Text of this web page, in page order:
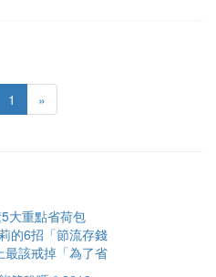
1 »
大重點省荷包
的6招「節流存錢
最該戒掉「為了省